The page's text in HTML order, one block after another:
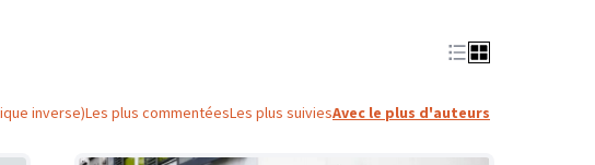
inverse)Les plus commentéesLes plus suiviesAvec le plus d'auteurs